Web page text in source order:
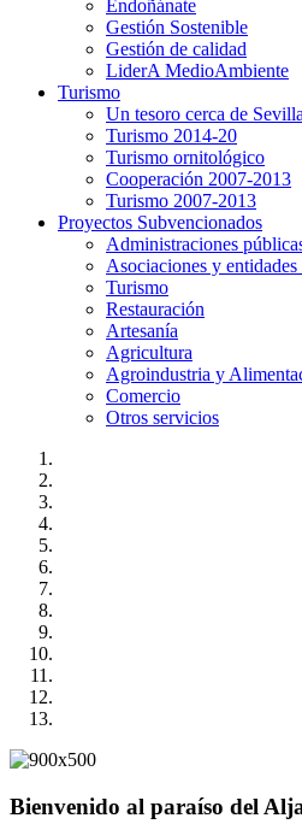
Endoñánate
Gestión Sostenible
Gestión de calidad
LiderA MedioAmbiente
Turismo
Un tesoro cerca de Sevilla
Turismo 2014-20
Turismo ornitológico
Cooperación 2007-2013
Turismo 2007-2013
Proyectos Subvencionados
Administraciones
Asociaciones y
Turismo
Restauración
Artesanía
Agricultura
Agroindustria y
Comercio
Otros servicios
Bienvenido al paraíso del